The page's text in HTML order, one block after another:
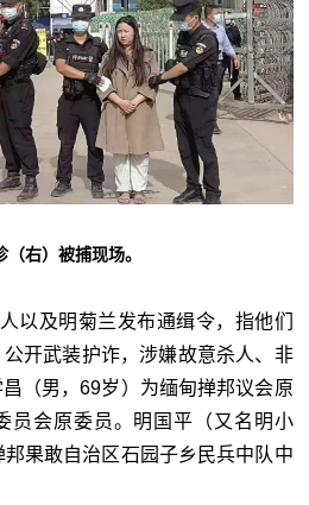
右）被捕现场。
以及明菊兰发布通缉令，指他们
开武装护诈，涉嫌故意杀人、非
（男，69岁）为缅甸掸邦议会原
员会原委员。明国平（又名明小
果敢自治区石园子乡民兵中队中